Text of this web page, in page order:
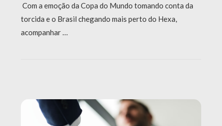
Com a emoção da Copa do Mundo tomando conta da
torcida e o Brasil chegando mais perto do Hexa,
acompanhar …